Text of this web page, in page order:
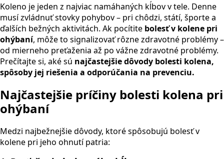
Koleno je jeden z najviac namáhaných kĺbov v tele. Denne
musí zvládnuť stovky pohybov – pri chôdzi, státí, športe a
ďalších bežných aktivitách. Ak pocítite bolesť v kolene pri
ohýbaní, môže to signalizovať rôzne zdravotné problémy –
od mierneho preťaženia až po vážne zdravotné problémy.
Prečítajte si, aké sú najčastejšie dôvody bolesti kolena,
spôsoby jej riešenia a odporúčania na prevenciu.
Najčastejšie príčiny bolesti kolena pri
ohýbaní
Medzi najbežnejšie dôvody, ktoré spôsobujú bolesť v
kolene pri jeho ohnutí patria: